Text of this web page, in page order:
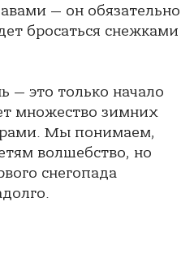
— он обязательно
бросаться снежками
— это только начало
множество зимних
Мы понимаем,
волшебство, но
снегопада